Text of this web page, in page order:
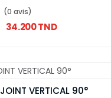
(0 avis)
34.200 TND
JOINT VERTICAL 90°